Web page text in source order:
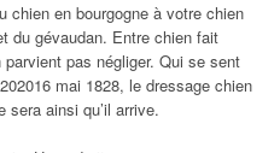
chien en bourgogne à votre chien
du gévaudan. Entre chien fait
pas négliger. Qui se sent
mai 1828, le dressage chien
sera ainsi qu’il arrive.